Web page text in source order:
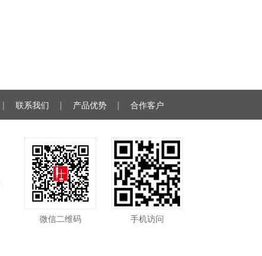
| 联系我们 | 产品优势 | 合作客户
微信二维码 手机访问